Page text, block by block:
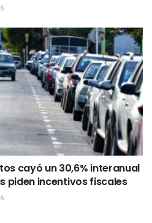
cayó un 30,6% interanual
piden incentivos fiscales